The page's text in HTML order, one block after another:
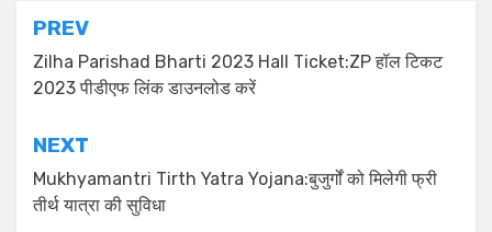
PREV
Zilha Parishad Bharti 2023 Hall Ticket:ZP हॉल टिकट
2023 पीडीएफ लिंक डाउनलोड करें
NEXT
Mukhyamantri Tirth Yatra Yojana:बुजुर्गों को मिलेगी फ्री
तीर्थ यात्रा की सुविधा